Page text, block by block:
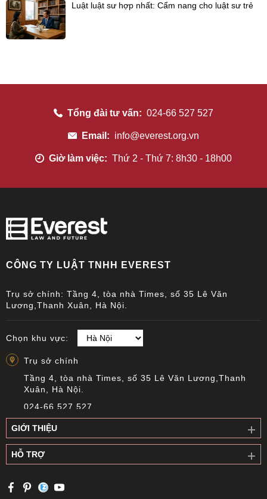
Luật luật sư hợp nhất: Cẩm nang cho luật sư trẻ
Tổng đài tư vấn: 024-66 527 527
Email: info@everest.org.vn
Giờ làm việc: Thứ 2 - Thứ 7: 8h30 - 18h00
CÔNG TY LUẬT TNHH EVEREST
Trụ sở chính: Tầng 4, tòa nhà Times, số 35 Lê Văn
Lương,Thanh Xuân, Hà Nội.
Chọn khu vực:
Trụ sở chính
Tầng 4, tòa nhà Times, số 35 Lê Văn Lương,Thanh
Xuân, Hà Nội.
024-66 527 527
info@everest.org.vn
Văn phòng giao dịch Cầu Giấy
Tầng 14, Tòa nhà Việt Á, Số 9 Duy Tân, phường Cầu
0919 311 196
GIỚI THIỆU
HỖ TRỢ